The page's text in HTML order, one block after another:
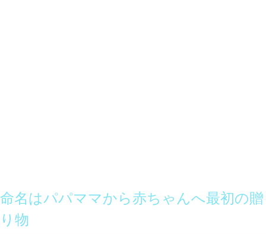
命名はパパママから赤ちゃんへ最初の贈
り物